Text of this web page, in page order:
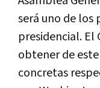
será uno de los
presidencial.
obtener de
concretas